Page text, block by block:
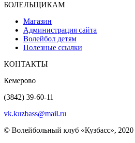
БОЛЕЛЬЩИКАМ
Магазин
Администрация сайта
Волейбол детям
Полезные ссылки
КОНТАКТЫ
Кемерово
(3842) 39-60-11
vk.kuzbass@mail.ru
© Волейбольный клуб «Кузбасс», 2020